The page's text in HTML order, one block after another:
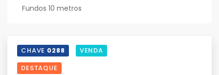
Fundos 10 metros
CHAVE 0288
VENDA
DESTAQUE